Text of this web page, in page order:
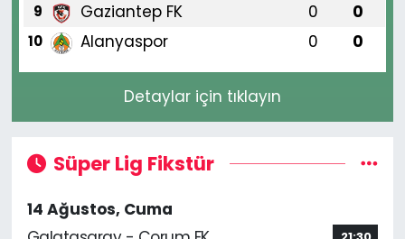
9 Gaziantep FK 0 0
10 Alanyaspor 0 0
Detaylar için tıklayın
Süper Lig Fikstür
14 Ağustos, Cuma